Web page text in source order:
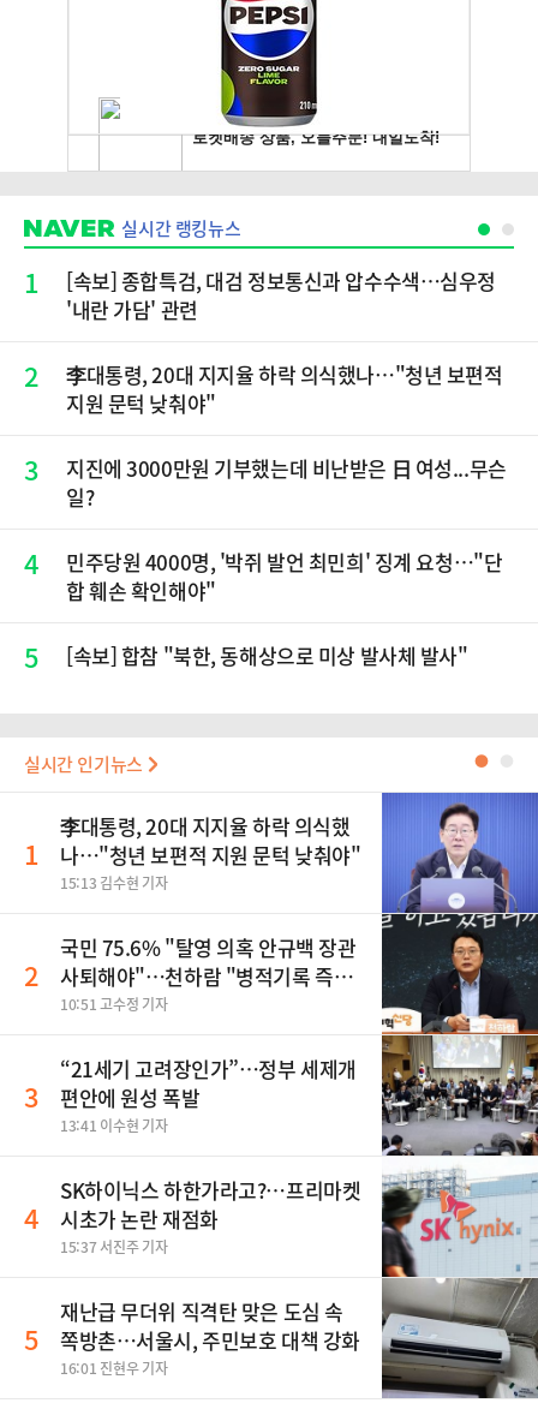
실시간 랭킹뉴스
1
[속보] 종합특검, 대검 정보통신과 압수수색…심우정
'내란 가담' 관련
2
李대통령, 20대 지지율 하락 의식했나…"청년 보편적
지원 문턱 낮춰야"
3
지진에 3000만원 기부했는데 비난받은 日 여성...무슨
일?
4
민주당원 4000명, '박쥐 발언 최민희' 징계 요청…"단
합 훼손 확인해야"
5 [속보] 합참 "북한, 동해상으로 미상 발사체 발사"
실시간 인기뉴스 ●
1
李대통령, 20대 지지율 하락 의식했
나…"청년 보편적 지원 문턱 낮춰야"
15:13 김수현 기자
2
국민 75.6% "탈영 의혹 안규백 장관
사퇴해야"…천하람 "병적기록 즉각
공개하라"
10:51 고수정 기자
3
“21세기 고려장인가”…정부 세제개
편안에 원성 폭발
13:41 이수현 기자
4
SK하이닉스 하한가라고?…프리마켓
시초가 논란 재점화
15:37 서진주 기자
5
재난급 무더위 직격탄 맞은 도심 속
쪽방촌…서울시, 주민보호 대책 강화
16:01 진현우 기자